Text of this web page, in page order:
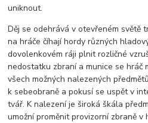
uniknout.
Děj se odehrává v otevřeném světě
na hráče číhají hordy různých
dovolenkovém ráji plnit rozličné
nedostatku zbraní a munice se hráč
všech možných nalezených
k sebeobraně a pokusí se uspět v
tvář. K nalezení je široká škála
umožní proměnit provizorní zbraně v